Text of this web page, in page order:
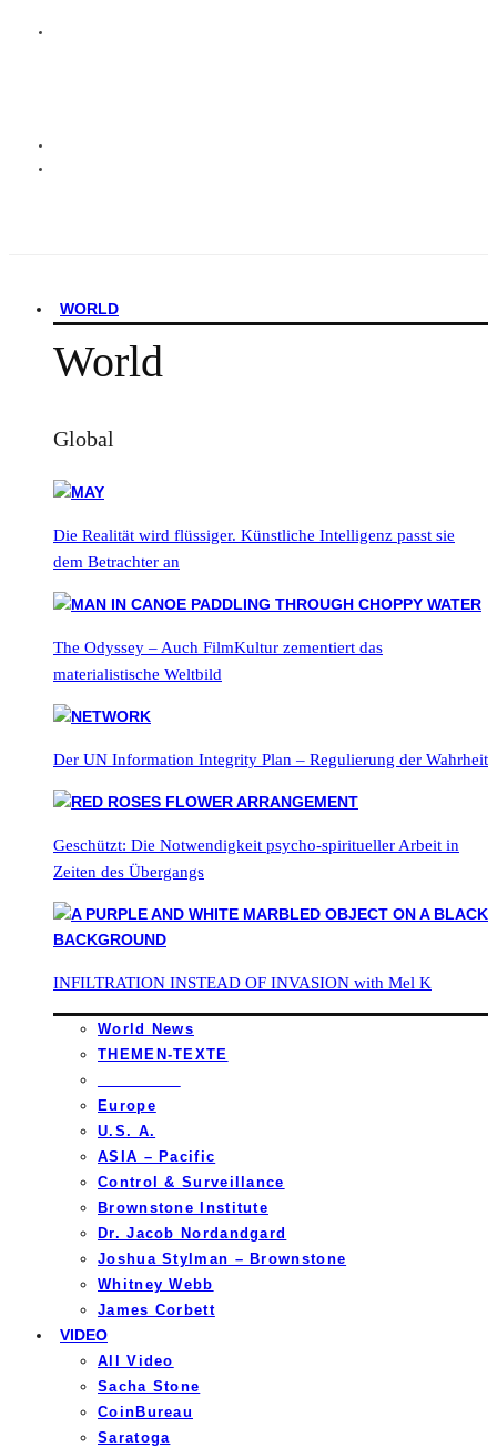
WORLD
World
Global
Die Realität wird flüssiger. Künstliche Intelligenz passt sie
dem Betrachter an
The Odyssey – Auch FilmKultur zementiert das
materialistische Weltbild
Der UN Information Integrity Plan – Regulierung der Wahrheit
Geschützt: Die Notwendigkeit psycho-spiritueller Arbeit in
Zeiten des Übergangs
INFILTRATION INSTEAD OF INVASION with Mel K
World News
THEMEN-TEXTE
Europe
U.S. A.
ASIA – Pacific
Control & Surveillance
Brownstone Institute
Dr. Jacob Nordandgard
Joshua Stylman – Brownstone
Whitney Webb
James Corbett
VIDEO
All Video
Sacha Stone
CoinBureau
Saratoga